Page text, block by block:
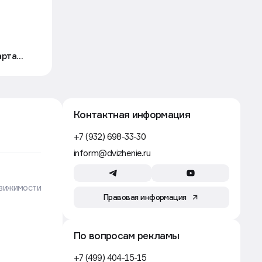
Рынок металлоконструкций
году — «Евраз»
Движение
Контактная информация
+7 (932) 698-33-30